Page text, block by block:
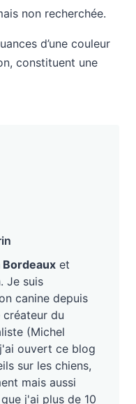
non recherchée.
d’une couleur
constituent une
et
Je suis
canine depuis
du
(Michel
ouvert ce blog
sur les chiens,
mais aussi
j'ai plus de 10